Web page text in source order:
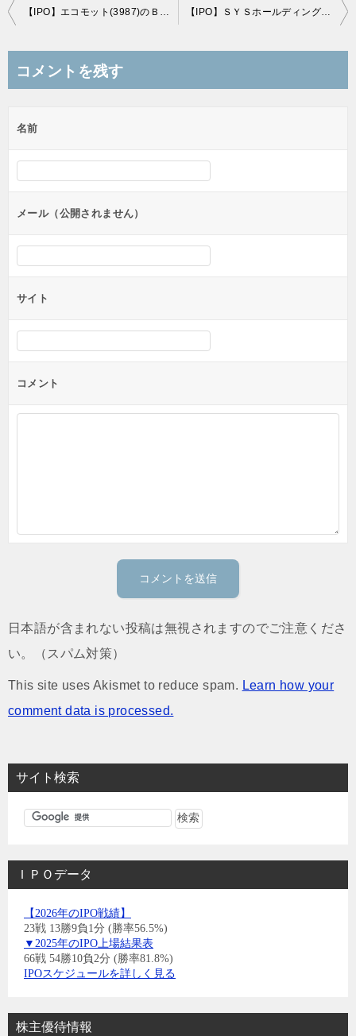
投
ビ
ー
シ
ン
【IPO】エコモット(3987)のＢＢスタンスと初値予想 【IPO】ＳＹＳホールディングス(3988)のＢＢスタンスと初値予想
コメントを残す
名前
メール（公開されません）
サイト
コメント
日本語が含まれない投稿は無視されますのでご注意くださ
い。（スパム対策）
This site uses Akismet to reduce spam. Learn how your
comment data is processed.
サイト検索
ＩＰＯデータ
【2026年のIPO戦績】
23戦 13勝9負1分 (勝率56.5%)
▼2025年のIPO上場結果表
66戦 54勝10負2分 (勝率81.8%)
IPOスケジュールを詳しく見る
株主優待情報